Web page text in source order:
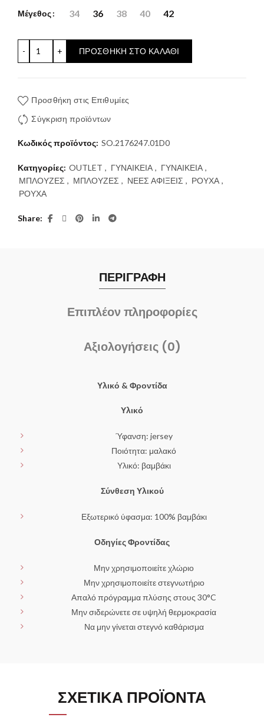
price
was:
24.99 €.
τρέχουσα
τιμή
είναι:
Μέγεθος 34 36 38 40 42
ΠΡΟΣΘΉΚΗ ΣΤΟ ΚΑΛΆΘΙ
Προσθήκη στις Επιθυμίες
Σύγκριση προϊόντων
Κωδικός προϊόντος: SO.2176247.01D0
Κατηγορίες: OUTLET , ΓΥΝΑΙΚΕΙΑ , ΓΥΝΑΙΚΕΙΑ ,
ΜΠΛΟΥΖΕΣ , ΜΠΛΟΥΖΕΣ , ΝΕΕΣ ΑΦΙΞΕΙΣ , ΡΟΥΧΑ ,
ΡΟΥΧΑ
Share
ΠΕΡΙΓΡΑΦΗ
Επιπλέον πληροφορίες
Αξιολογήσεις (0)
Υλικό & Φροντίδα
Υλικό
Ύφανση: jersey
Ποιότητα: μαλακό
Υλικό: βαμβάκι
Σύνθεση Υλικού
Εξωτερικό ύφασμα: 100% βαμβάκι
Οδηγίες Φροντίδας
Μην χρησιμοποιείτε χλώριο
Μην χρησιμοποιείτε στεγνωτήριο
Απαλό πρόγραμμα πλύσης στους 30°C
Μην σιδερώνετε σε υψηλή θερμοκρασία
Να μην γίνεται στεγνό καθάρισμα
ΣΧΕΤΙΚΆ ΠΡΟΪΌΝΤΑ